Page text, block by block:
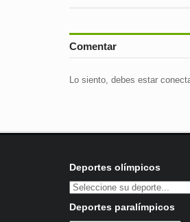
Comentar
Lo siento, debes estar
Deportes olímpicos
Deportes paralímpicos